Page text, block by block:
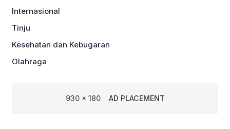
Internasional
Tinju
Kesehatan dan Kebugaran
Olahraga
930 x 180 AD PLACEMENT